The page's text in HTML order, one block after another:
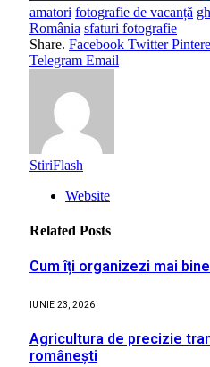
amatori fotografie de vacanță
România sfaturi fotografie
Share. Facebook Twitter
Telegram Email
StiriFlash
Website
Related Posts
Cum îți organizezi mai
IUNIE 23, 2026
Agricultura de precizie
românești